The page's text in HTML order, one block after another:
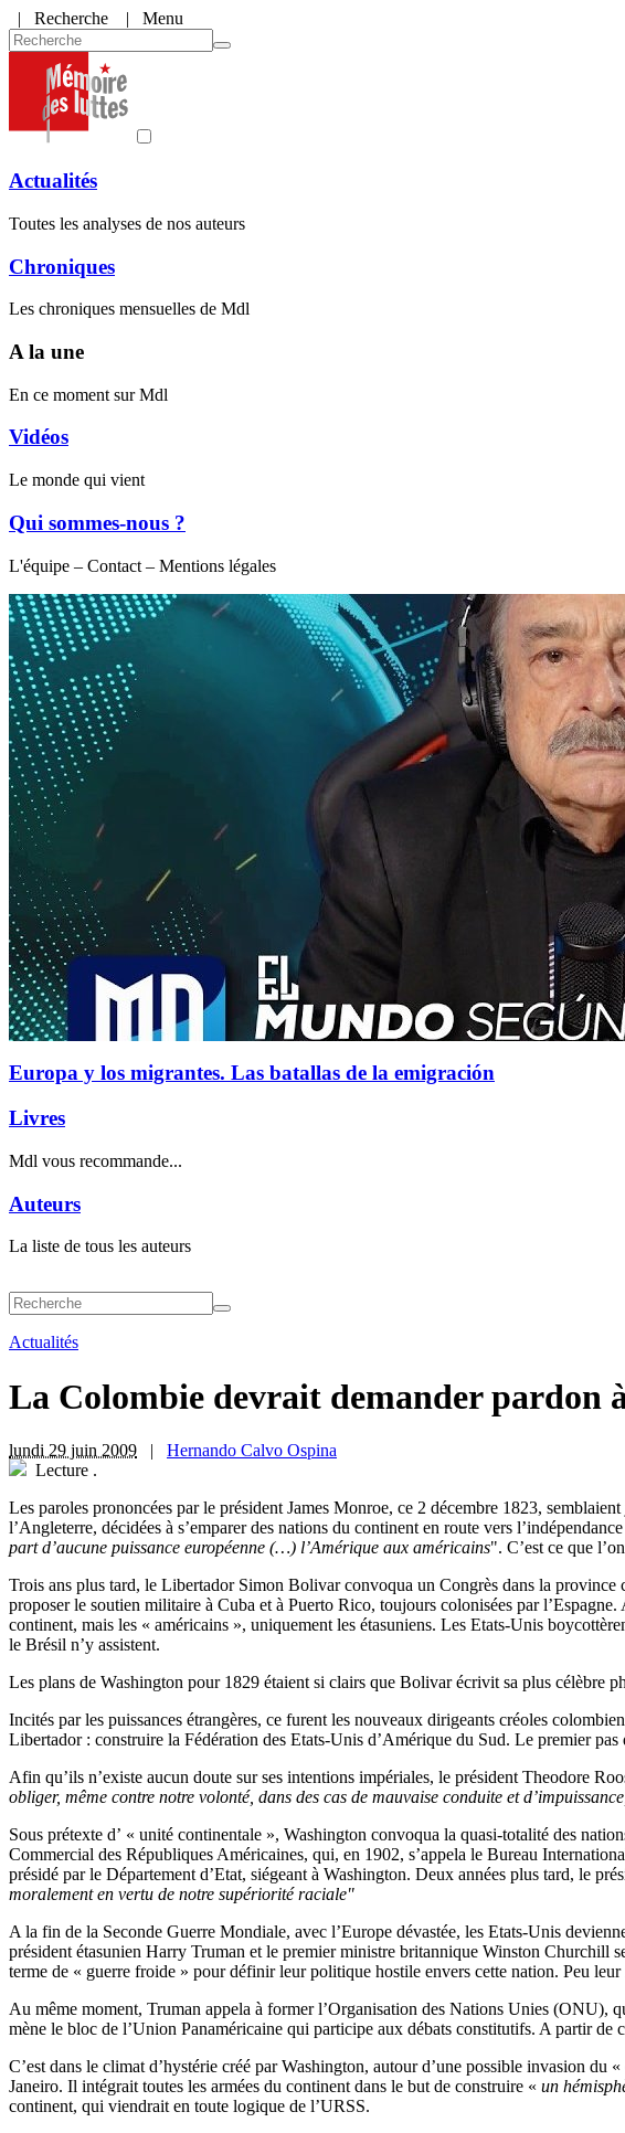
| Recherche | Menu
Actualités
Toutes les analyses de nos auteurs
Chroniques
Les chroniques mensuelles de Mdl
A la une
En ce moment sur Mdl
Vidéos
Le monde qui vient
Qui sommes-nous ?
L'équipe – Contact – Mentions légales
Europa y los migrantes. Las batallas de la emigración
Livres
Mdl vous recommande...
Auteurs
La liste de tous les auteurs
Actualités
La Colombie devrait demander pardon
lundi 29 juin 2009 | Hernando Calvo Ospina
Lecture .
Les paroles prononcées par le président James Monroe, ce 2 décembre 1823,
l’Angleterre, décidées à s’emparer des nations du continent en route vers
part d’aucune puissance européenne (…) l’Amérique aux américains". C’est ce que
Trois ans plus tard, le Libertador Simon Bolivar convoqua un Congrès dans la province
proposer le soutien militaire à Cuba et à Puerto Rico, toujours colonisées par
continent, mais les « américains », uniquement les étasuniens. Les Etats-Unis
le Brésil n’y assistent.
Les plans de Washington pour 1829 étaient si clairs que Bolivar écrivit sa plus célèbre
Incités par les puissances étrangères, ce furent les nouveaux dirigeants créoles
Libertador : construire la Fédération des Etats-Unis d’Amérique du Sud. Le premier
Afin qu’ils n’existe aucun doute sur ses intentions impériales, le président Theodore
obliger, même contre notre volonté, dans des cas de mauvaise conduite et
Sous prétexte d’ « unité continentale », Washington convoqua la quasi-totalité des
Commercial des Républiques Américaines, qui, en 1902, s’appela le Bureau
présidé par le Département d’Etat, siégeant à Washington. Deux années plus tard, le
moralement en vertu de notre supériorité raciale"
A la fin de la Seconde Guerre Mondiale, avec l’Europe dévastée, les Etats-Unis
président étasunien Harry Truman et le premier ministre britannique Winston Churchill
terme de « guerre froide » pour définir leur politique hostile envers cette nation. Peu
Au même moment, Truman appela à former l’Organisation des Nations Unies (ONU),
mène le bloc de l’Union Panaméricaine qui participe aux débats constitutifs. A partir de
C’est dans le climat d’hystérie créé par Washington, autour d’une possible invasion
Janeiro. Il intégrait toutes les armées du continent dans le but de construire « un
continent, qui viendrait en toute logique de l’URSS.